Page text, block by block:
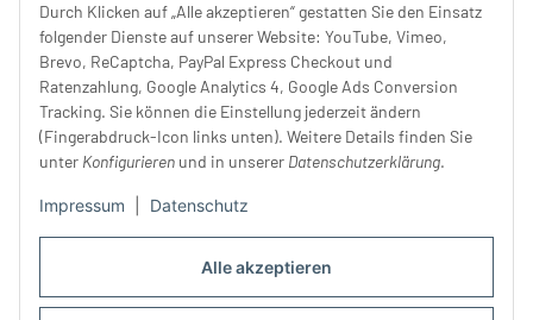
Alle akzeptieren
Durch Klicken auf „Alle akzeptieren“ gestatten Sie den Einsatz
folgender Dienste auf unserer Website: YouTube, Vimeo,
Brevo, ReCaptcha, PayPal Express Checkout und
Ratenzahlung, Google Analytics 4, Google Ads Conversion
Tracking. Sie können die Einstellung jederzeit ändern
(Fingerabdruck-Icon links unten). Weitere Details finden Sie
unter Konfigurieren und in unserer Datenschutzerklärung.
Impressum Datenschutz
Samstag:
10 - 14 Uhr
Unser Service
Rechtliches